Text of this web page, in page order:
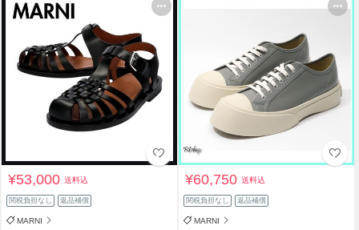
¥53,000送料込
関税負担なし 返品補償
MARNI
¥60,750送料込
関税負担なし 返品補償
MARNI